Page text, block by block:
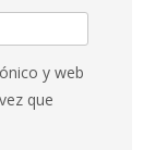
y web
que